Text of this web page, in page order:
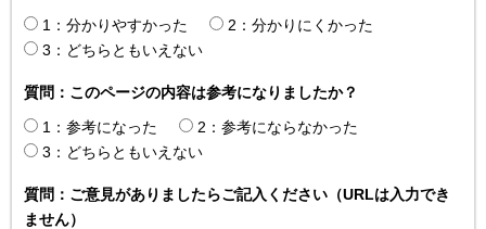
1：分かりやすかった
2：分かりにくかった
3：どちらともいえない
質問：このページの内容は参考になりましたか？
1：参考になった
2：参考にならなかった
3：どちらともいえない
質問：ご意見がありましたらご記入ください（URLは入力でき
ません）